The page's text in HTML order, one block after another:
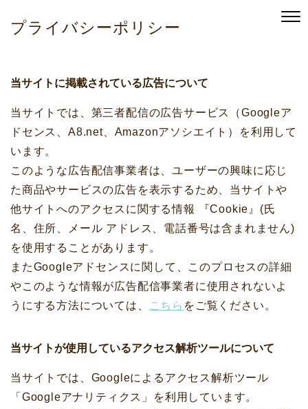
プライバシーポリシー
当サイトに掲載されている広告について
当サイトでは、第三者配信の広告サービス（Googleア
ドセンス、A8.net、Amazonアソシエイト）を利用して
います。
このような広告配信事業者は、ユーザーの興味に応じ
た商品やサービスの広告を表示するため、当サイトや
他サイトへのアクセスに関する情報 『Cookie』(氏
名、住所、メール アドレス、電話番号は含まれません)
を使用することがあります。
またGoogleアドセンスに関して、このプロセスの詳細
やこのような情報が広告配信事業者に使用されないよ
うにする方法については、
こちら をご覧ください。
当サイトが使用しているアクセス解析ツールについて
当サイトでは、Googleによるアクセス解析ツール
「Googleアナリティクス」を利用しています。